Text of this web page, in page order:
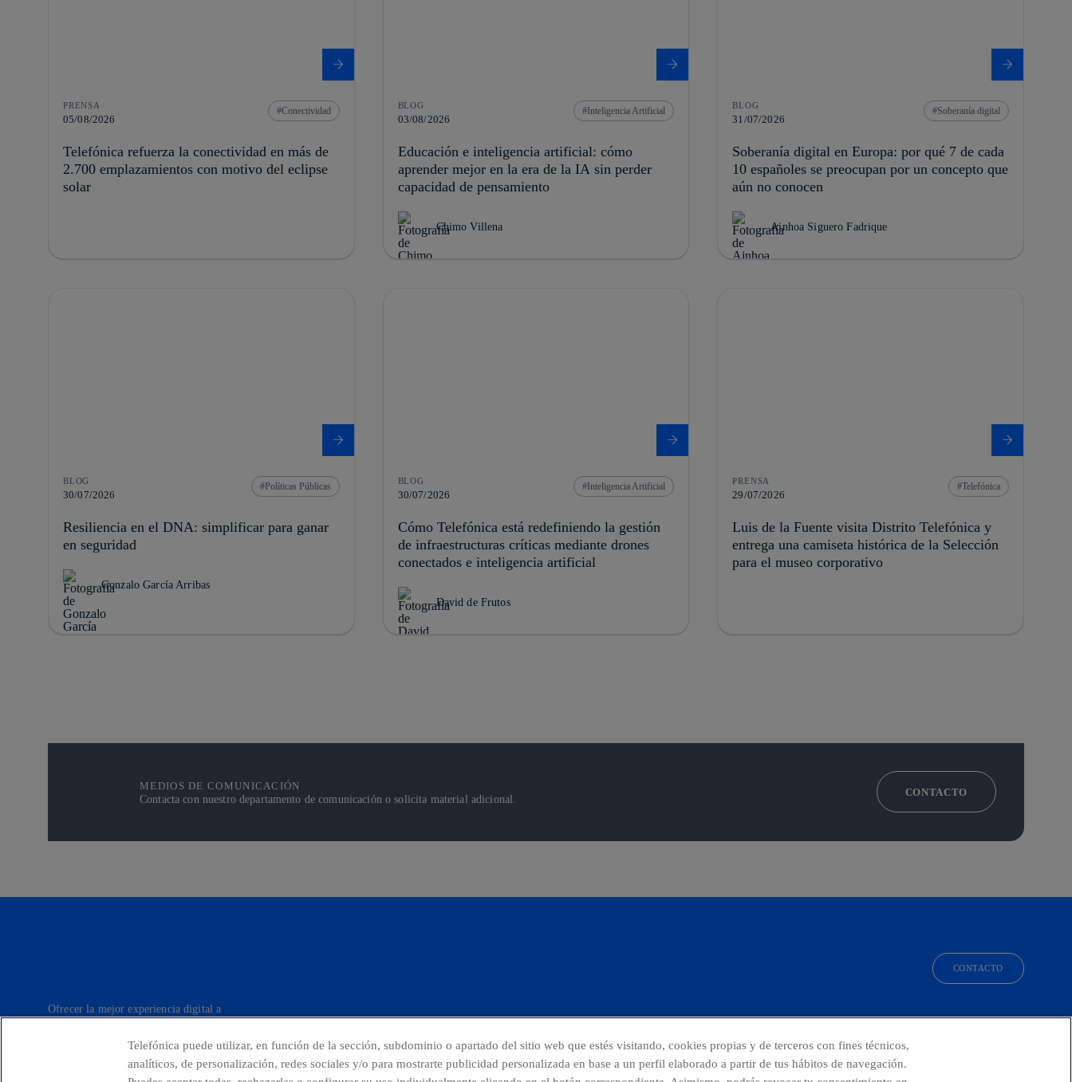
PRENSA
05/08/2026
Conectividad
Telefónica refuerza la conectividad en más de
2.700 emplazamientos con motivo del eclipse
solar
BLOG
03/08/2026
Inteligencia Artificial
Educación e inteligencia artificial: cómo
aprender mejor en la era de la IA sin perder
capacidad de pensamiento
Chimo Villena
BLOG
31/07/2026
Soberanía digital
Soberanía digital en Europa: por qué 7 de cada
10 españoles se preocupan por un concepto que
aún no conocen
Ainhoa Siguero Fadrique
BLOG
30/07/2026
Políticas Públicas
Resiliencia en el DNA: simplificar para ganar
en seguridad
Gonzalo García Arribas
BLOG
30/07/2026
Inteligencia Artificial
Cómo Telefónica está redefiniendo la gestión
de infraestructuras críticas mediante drones
conectados e inteligencia artificial
David de Frutos
PRENSA
29/07/2026
Telefónica
Luis de la Fuente visita Distrito Telefónica y
entrega una camiseta histórica de la Selección
para el museo corporativo
MEDIOS DE COMUNICACIÓN
Contacta con nuestro departamento de comunicación o solicita material adicional.
CONTACTO
Ofrecer la mejor experiencia digital a
youtube
CONTACTO
Telefónica puede utilizar, en función de la sección, subdominio o apartado del sitio web que estés visitando, cookies propias y de terceros con fines técnicos,
analíticos, de personalización, redes sociales y/o para mostrarte publicidad personalizada en base a un perfil elaborado a partir de tus hábitos de navegación.